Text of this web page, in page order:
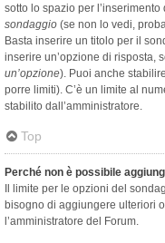
sotto lo spazio per
sondaggio (se non lo vedi,
Basta inserire un titolo per il
inserire un’opzione di risposta,
un’opzione). Puoi anche
porre limiti). C’è un limite al
stabilito dall’amministratore.
Top
Perché non è possibile
Il limite per le opzioni del
bisogno di aggiungere ulteriori
l’amministratore del Forum.